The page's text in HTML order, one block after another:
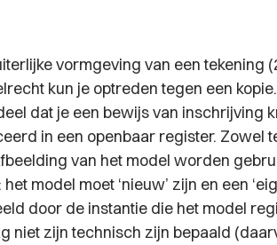
vormgeving van een tekening
kun je optreden tegen een
dat je een bewijs van inschrijving
in een openbaar register. Zowel
van het model worden
model moet ‘nieuw’ zijn en een
door de instantie die het model
zijn technisch zijn bepaald